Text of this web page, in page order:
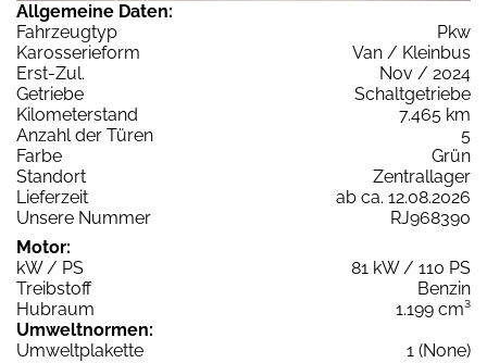
Allgemeine Daten:
Fahrzeugtyp
Pkw
Karosserieform
Van / Kleinbus
Erst-Zul.
Nov / 2024
Getriebe
Schaltgetriebe
Kilometerstand
7.465 km
Anzahl der Türen
5
Farbe
Grün
Standort
Zentrallager
Lieferzeit
ab ca. 12.08.2026
Unsere Nummer
RJ968390
Motor:
kW / PS
81 kW / 110 PS
Treibstoff
Benzin
Hubraum
1.199 cm³
Umweltnormen:
Umweltplakette
1 (None)